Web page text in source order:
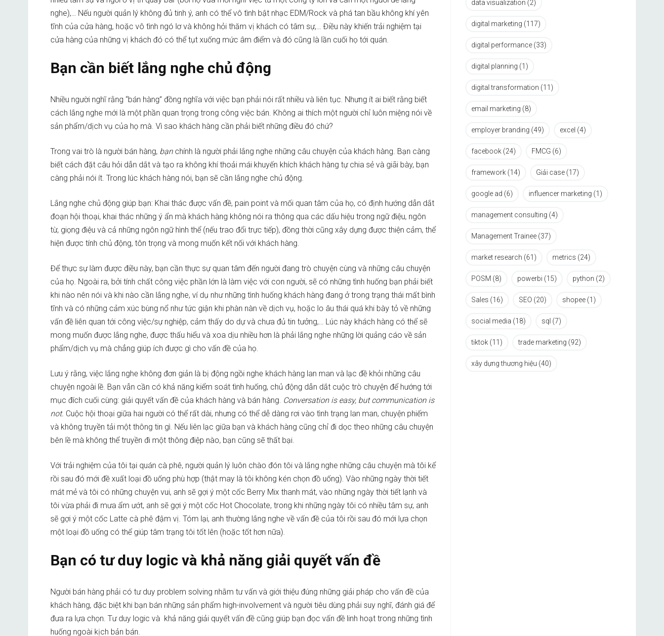
nghe),… Nếu người quản lý không đủ tinh ý, anh có thể vô tình bật nhạc EDM/Rock và phá tan bầu không khí yên
tĩnh của cửa hàng, hoặc vô tình ngó lơ và không hỏi thăm vị khách có tâm sự,… Điều này khiến trải nghiệm tại
cửa hàng của những vị khách đó có thể tụt xuống mức âm điểm và đó cũng là lần cuối họ tới quán.
Bạn cần biết lắng nghe chủ động
Nhiều người nghĩ rằng “bán hàng” đồng nghĩa với việc bạn phải nói rất nhiều và liên tục. Nhưng ít ai biết rằng biết
cách lắng nghe mới là một phần quan trọng trong công việc bán. Không ai thích một người chỉ luôn miệng nói về
sản phẩm/dịch vụ của họ mà. Vì sao khách hàng cần phải biết những điều đó chứ?
Trong vai trò là người bán hàng, bạn chính là người phải lắng nghe những câu chuyện của khách hàng. Bạn càng
biết cách đặt câu hỏi dẫn dắt và tạo ra không khí thoải mái khuyến khích khách hàng tự chia sẻ và giãi bày, bạn
càng phải nói ít. Trong lúc khách hàng nói, bạn sẽ cần lắng nghe chủ động.
Lắng nghe chủ động giúp bạn: Khai thác được vấn đề, pain point và mối quan tâm của họ, có định hướng dẫn dắt
đoạn hội thoại, khai thác những ý ẩn mà khách hàng không nói ra thông qua các dấu hiệu trong ngữ điệu, ngôn
từ, giọng điệu và cả những ngôn ngữ hình thể (nếu trao đổi trực tiếp), đồng thời cũng xây dựng được thiện cảm, thể
hiện được tính chủ động, tôn trọng và mong muốn kết nối với khách hàng.
Để thực sự làm được điều này, bạn cần thực sự quan tâm đến người đang trò chuyện cùng và những câu chuyện
của họ. Ngoài ra, bởi tính chất công việc phần lớn là làm việc với con người, sẽ có những tình huống bạn phải biết
khi nào nên nói và khi nào cần lắng nghe, ví dụ như những tình huống khách hàng đang ở trong trạng thái mất bình
tĩnh và có những cảm xúc bùng nổ như tức giận khi phàn nàn về dịch vụ, hoặc lo âu thái quá khi bày tỏ về những
vấn đề liên quan tới công việc/sự nghiệp, cảm thấy do dự và chưa đủ tin tưởng,… Lúc này khách hàng có thể sẽ
mong muốn được lắng nghe, được thấu hiểu và xoa dịu nhiều hơn là phải lắng nghe những lời quảng cáo về sản
phẩm/dịch vụ mà chẳng giúp ích được gì cho vấn đề của họ.
Lưu ý rằng, việc lắng nghe không đơn giản là bị động ngồi nghe khách hàng lan man và lạc đề khỏi những câu
chuyện ngoài lề. Bạn vẫn cần có khả năng kiểm soát tình huống, chủ động dẫn dắt cuộc trò chuyện để hướng tới
mục đích cuối cùng: giải quyết vấn đề của khách hàng và bán hàng. Conversation is easy, but communication is
not. Cuộc hội thoại giữa hai người có thể rất dài, nhưng có thể dễ dàng rơi vào tình trạng lan man, chuyện phiếm
và không truyền tải một thông tin gì. Nếu liên lạc giữa bạn và khách hàng cũng chỉ đi dọc theo những câu chuyện
bên lề mà không thể truyền đi một thông điệp nào, bạn cũng sẽ thất bại.
Với trải nghiệm của tôi tại quán cà phê, người quản lý luôn chào đón tôi và lắng nghe những câu chuyện mà tôi kể
rồi sau đó mới đề xuất loại đồ uống phù hợp (thật may là tôi không kén chọn đồ uống). Vào những ngày thời tiết
mát mẻ và tôi có những chuyện vui, anh sẽ gợi ý một cốc Berry Mix thanh mát, vào những ngày thời tiết lạnh và
tôi vừa phải đi mưa ẩm ướt, anh sẽ gợi ý một cốc Hot Chocolate, trong khi những ngày tôi có nhiều tâm sự, anh
sẽ gợi ý một cốc Latte cà phê đậm vị. Tóm lại, anh thường lắng nghe về vấn đề của tôi rồi sau đó mới lựa chọn
một loại đồ uống có thể giúp tâm trạng tôi tốt lên (hoặc tốt hơn nữa).
Bạn có tư duy logic và khả năng giải quyết vấn đề
Người bán hàng phải có tư duy problem solving nhằm tư vấn và giới thiệu đúng những giải pháp cho vấn đề của
khách hàng, đặc biệt khi bạn bán những sản phẩm high-involvement và người tiêu dùng phải suy nghĩ, đánh giá để
đưa ra lựa chọn. Tư duy logic và khả năng giải quyết vấn đề cũng giúp bạn đọc vấn đề linh hoạt trong những tình
huống ngoài kịch bản bán.
data visualization (2)
digital marketing (117)
digital performance (33)
digital planning (1)
digital transformation (11)
email marketing (8)
employer branding (49) excel (4)
facebook (24) FMCG (6)
framework (14) Giải case (17)
google ad (6) influencer marketing (1)
management consulting (4)
Management Trainee (37)
market research (61) metrics (24)
POSM (8) powerbi (15) python (2)
Sales (16) SEO (20) shopee (1)
social media (18) sql (7)
tiktok (11) trade marketing (92)
xây dựng thương hiệu (40)